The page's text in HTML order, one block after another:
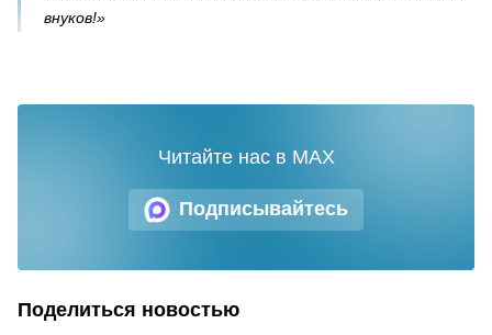
внуков!»
Подписывайтесь
Читайте нас в MAX
Поделиться новостью